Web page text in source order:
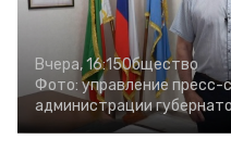
Вчера, 16:15Общество
Фото: управление
администрации